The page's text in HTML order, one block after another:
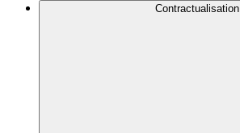
Contractualisation